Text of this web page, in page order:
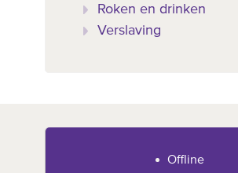
Roken en drinken
Verslaving
Offline